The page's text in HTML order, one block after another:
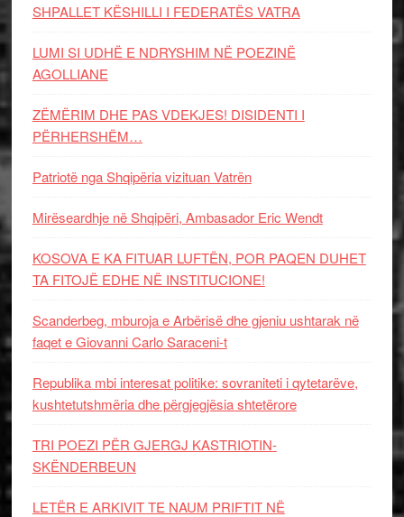
SHPALLET KËSHILLI I FEDERATËS VATRA
LUMI SI UDHË E NDRYSHIM NË POEZINË
AGOLLIANE
ZËMËRIM DHE PAS VDEKJES! DISIDENTI I
PËRHERSHËM…
Patriotë nga Shqipëria vizituan Vatrën
Mirëseardhje në Shqipëri, Ambasador Eric Wendt
KOSOVA E KA FITUAR LUFTËN, POR PAQEN DUHET
TA FITOJË EDHE NË INSTITUCIONE!
Scanderbeg, mburoja e Arbërisë dhe gjeniu ushtarak në
faqet e Giovanni Carlo Saraceni-t
Republika mbi interesat politike: sovraniteti i qytetarëve,
kushtetutshmëria dhe përgjegjësia shtetërore
TRI POEZI PËR GJERGJ KASTRIOTIN-
SKËNDERBEUN
LETËR E ARKIVIT TE NAUM PRIFTIT NË